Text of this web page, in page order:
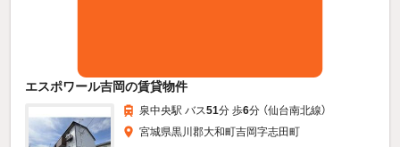
エスポワール吉岡の賃貸物件
泉中央駅 バス51分 歩6分 （仙台南北線）
宮城県黒川郡大和町吉岡字志田町